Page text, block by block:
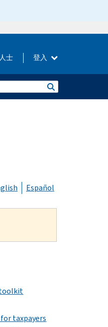
士 登入
Español
toolkit
taxpayers